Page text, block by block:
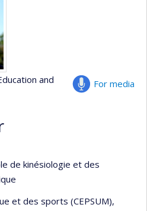
For media
and
de kinésiologie et des
et des sports (CEPSUM),